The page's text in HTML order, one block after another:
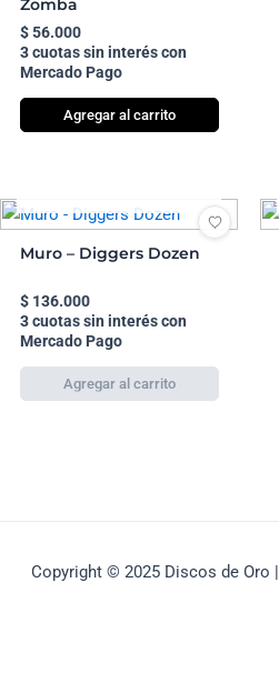
Zomba
$56.000
3 cuotas sin interés con
Mercado Pago
Agregar al carrito
Muro – Diggers Dozen
$136.000
3 cuotas sin interés con
Mercado Pago
Copyright © 2025 Discos de Oro |